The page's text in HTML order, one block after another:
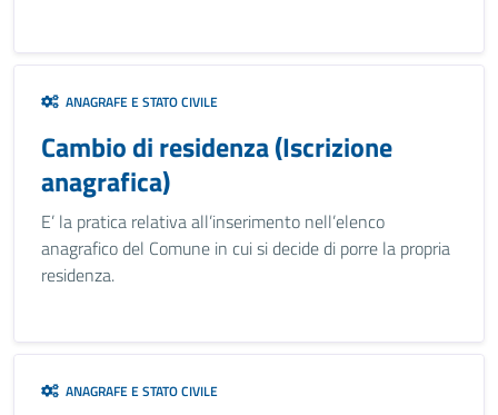
ANAGRAFE E STATO CIVILE
Cambio di residenza (Iscrizione
anagrafica)
E’ la pratica relativa all’inserimento nell’elenco
anagrafico del Comune in cui si decide di porre la propria
residenza.
ANAGRAFE E STATO CIVILE